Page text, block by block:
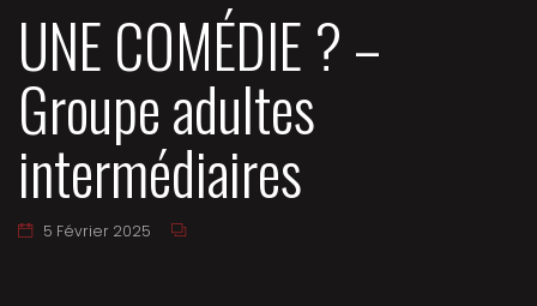
UNE COMÉDIE ? –
Groupe adultes
intermédiaires
5 Février 2025